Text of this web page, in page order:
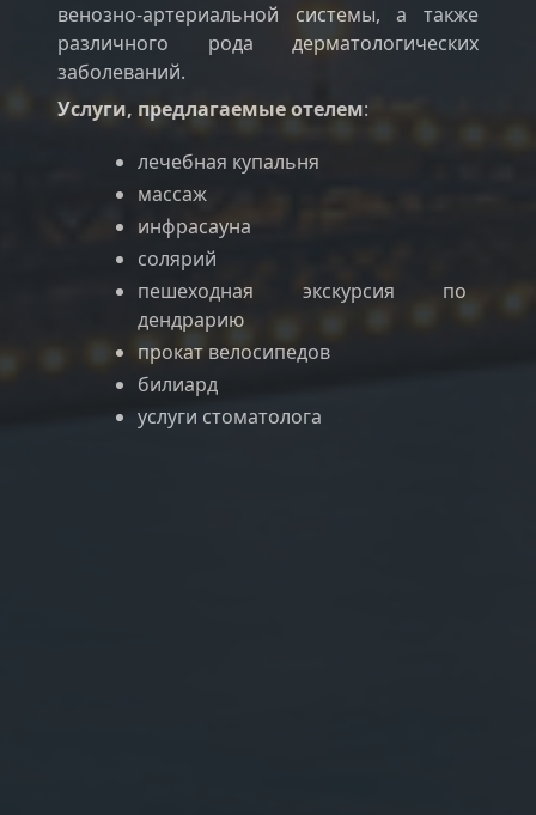
венозно-артериальной системы, а также
различного рода дерматологических
заболеваний.
Услуги, предлагаемые отелем:
лечебная купальня
массаж
инфрасауна
солярий
пешеходная экскурсия по
дендрарию
прокат велосипедов
билиард
услуги стоматолога